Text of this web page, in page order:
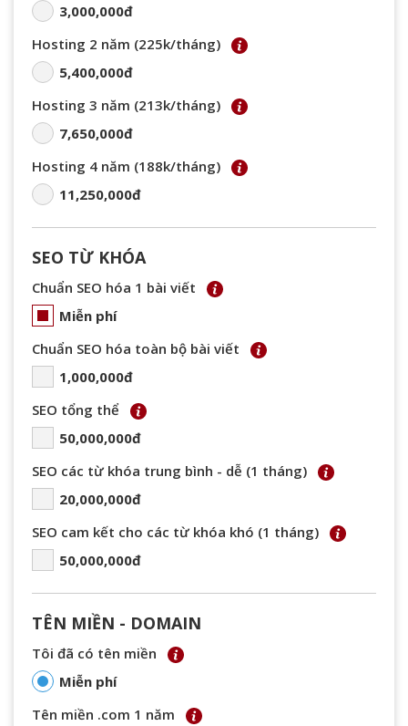
3,000,000đ
Hosting 2 năm (225k/tháng)
5,400,000đ
Hosting 3 năm (213k/tháng)
7,650,000đ
Hosting 4 năm (188k/tháng)
11,250,000đ
SEO TỪ KHÓA
Chuẩn SEO hóa 1 bài viết
Miễn phí
Chuẩn SEO hóa toàn bộ bài viết
1,000,000đ
SEO tổng thể
50,000,000đ
SEO các từ khóa trung bình - dễ (1 tháng)
20,000,000đ
SEO cam kết cho các từ khóa khó (1 tháng)
50,000,000đ
TÊN MIỀN - DOMAIN
Tôi đã có tên miền
Miễn phí
Tên miền .com 1 năm